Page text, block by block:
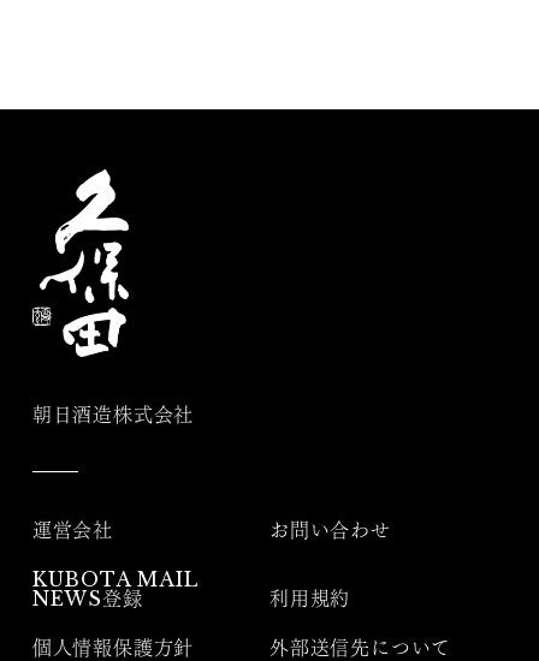
朝日酒造株式会社
運営会社 お問い合わせ
KUBOTA MAIL
NEWS登録
利用規約
個人情報保護方針 外部送信先について